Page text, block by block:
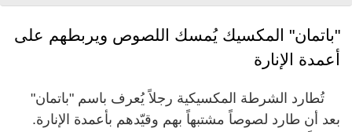
"باتمان" المكسيك يُمسك اللصوص ويربطهم على
أعمدة الإنارة
تُطارد الشرطة المكسيكية رجلاً يُعرف باسم "باتمان"
بعد أن طارد لصوصاً مشتبهاً بهم وقيّدهم بأعمدة الإنارة.